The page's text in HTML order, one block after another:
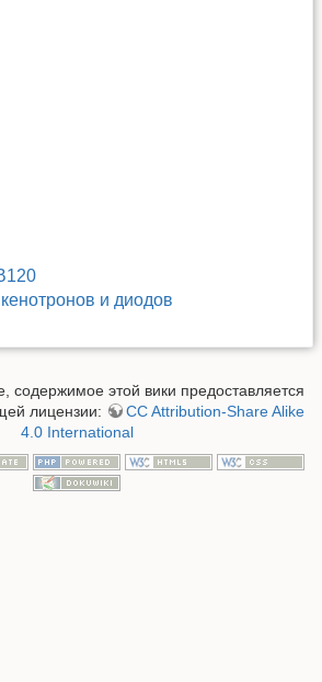
и диодов
содержимое этой вики предоставляется
лицензии:
CC Attribution-Share Alike
4.0 International